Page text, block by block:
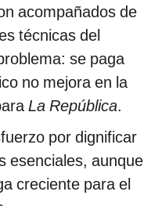
acompañados de
técnicas del
se paga
no mejora en la
La República.
por dignificar
esenciales, aunque
creciente para el